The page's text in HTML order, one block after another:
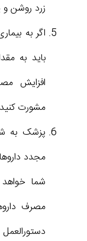
زرد روشن
اگر به
باید به
افزایش
مشورت
پزشک به
مجدد
شما
مصرف